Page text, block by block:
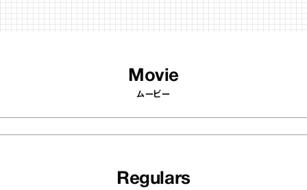
Movie
ムービー
Regulars